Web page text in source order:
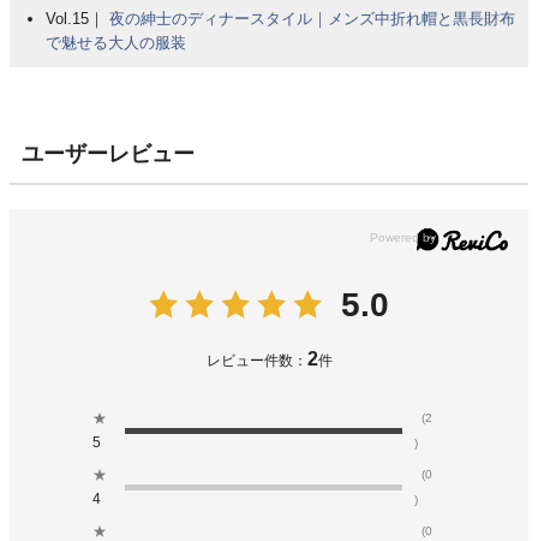
Vol.15｜ 夜の紳士のディナースタイル｜メンズ中折れ帽と黒長財布
で魅せる大人の服装
ユーザーレビュー
5.0
レビュー件数： 2件
★
5
(2
)
★
4
(0
)
★
(0